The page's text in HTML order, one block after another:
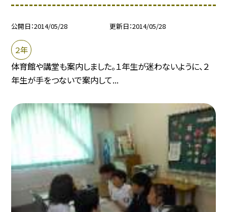
公開日 2014/05/28 更新日 2014/05/28
２年
体育館や講堂も案内しました。１年生が迷わないように、２
年生が手をつないで案内して...